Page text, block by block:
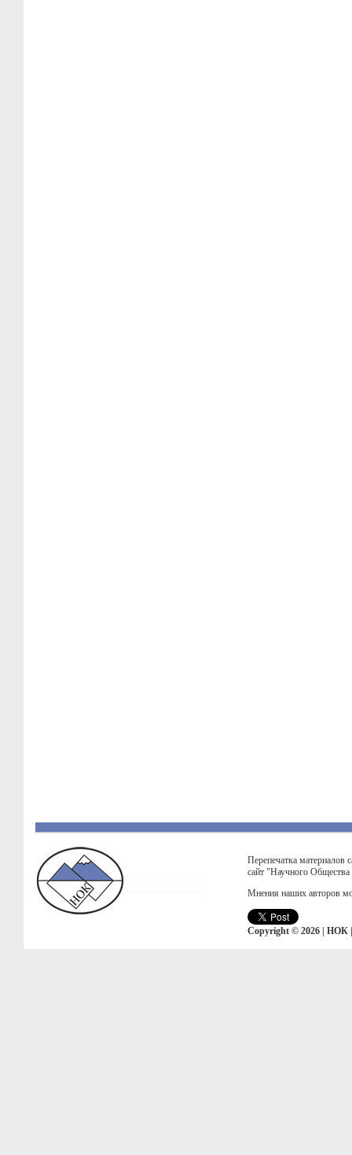
Перепечатка материалов
сайт "Научного
Мнения наших авторов
Copyright © 2026 | НОК